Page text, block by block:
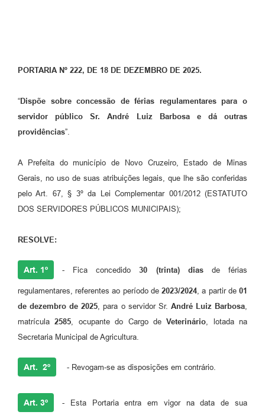
PORTARIA Nº 222, DE 18 DE DEZEMBRO DE 2025.
“Dispõe sobre concessão de férias regulamentares para o
servidor público Sr. André Luiz Barbosa e dá outras
providências”.
A Prefeita do município de Novo Cruzeiro, Estado de Minas
Gerais, no uso de suas atribuições legais, que lhe são conferidas
pelo Art. 67, § 3º da Lei Complementar 001/2012 (ESTATUTO
DOS SERVIDORES PÚBLICOS MUNICIPAIS);
RESOLVE:
Art. 1º - Fica concedido30 (trinta) diasde férias
regulamentares, referentes ao período de2023/2024 , a partir de01
de dezembro de 2025 , para o servidor Sr. André Luiz Barbosa
matrícula2585 , ocupante do Cargo deVeterinário , lotada na
Secretaria Municipal de Agricultura.
Art. 2º - Revogam-se as disposições em contrário.
Art. 3º - Esta Portaria entra em vigor na data de sua